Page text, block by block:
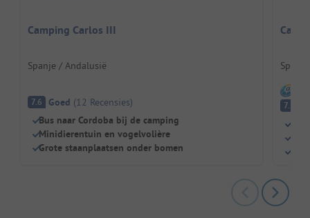
Camping Carlos III
Spanje / Andalusië
7.6 Goed (12 Recensies)
Bus naar Cordoba bij de camping
Minidierentuin en vogelvolière
Grote staanplaatsen onder bomen
7.3